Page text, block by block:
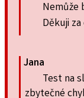
Nemůže
Děkuji
Jana
Test na
zbytečné